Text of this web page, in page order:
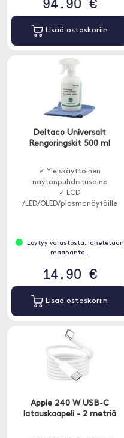
Lisää ostoskoriin
Deltaco Universalt
Rengöringskit 500 ml
✓ Yleiskäyttöinen
näytönpuhdistusaine
✓ LCD
/LED/OLED/plasmanäytöille
Löytyy varastosta, lähetetään
maananta..
14.90 €
Lisää ostoskoriin
Apple 240 W USB-C
latauskaapeli - 2 metriä